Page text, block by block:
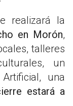
realizará la
en Morón,
talleres
un
una
estará a